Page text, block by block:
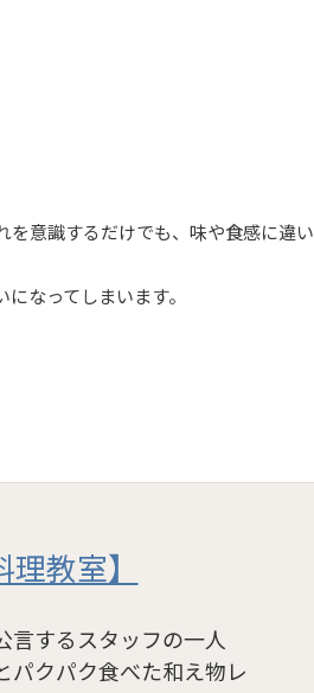
意識するだけでも、味や食感に違い
なってしまいます。
教室】
言するスタッフの一人
クパク食べた和え物レ